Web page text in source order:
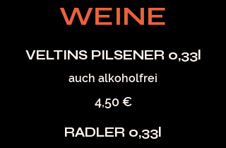
WEINE
VELTINS PILSENER 0,33l
auch alkoholfrei
4,50 €
RADLER 0,33l